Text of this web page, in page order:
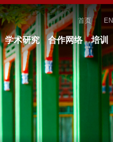
首页 EN
学术研究 合作网络 培训